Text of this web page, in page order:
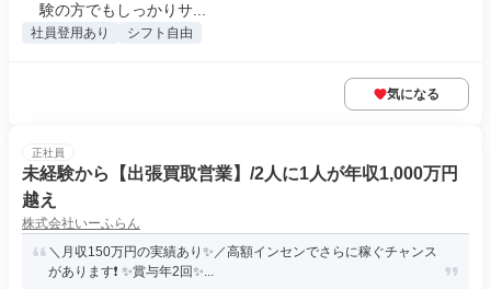
験の方でもしっかりサ...
社員登用あり シフト自由
気になる
正社員
未経験から【出張買取営業】/2人に1人が年収1,000万円
越え
株式会社いーふらん
＼月収150万円の実績あり✨／高額インセンでさらに稼ぐチャンス
があります❗ ✨賞与年2回✨...